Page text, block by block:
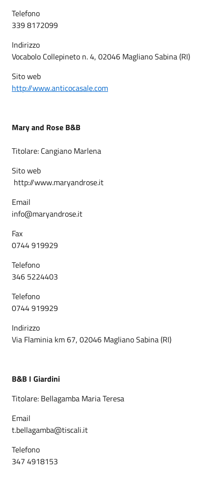
Telefono
339 8172099
Indirizzo
Vocabolo Collepineto n. 4, 02046 Magliano Sabina (RI)
Sito web
http://www.anticocasale.com
Mary and Rose B&B
Titolare: Cangiano Marlena
Sito web
http://www.maryandrose.it
Email
info@maryandrose.it
Fax
0744 919929
Telefono
346 5224403
Telefono
0744 919929
Indirizzo
Via Flaminia km 67, 02046 Magliano Sabina (RI)
B&B I Giardini
Titolare: Bellagamba Maria Teresa
Email
t.bellagamba@tiscali.it
Telefono
347 4918153